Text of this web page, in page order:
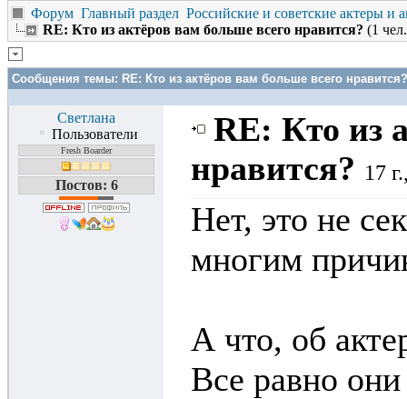
Форум Главный раздел Российские и советские актеры и
RE: Кто из актёров вам больше всего нравится? (1
Сообщения темы: RE: Кто из актёров вам больше всего нравится?
Светлана
Пользователи
Fresh Boarder
Постов: 6
RE: Кто из
нравится? 17
Нет, это не
многим
А что, об
Все равно